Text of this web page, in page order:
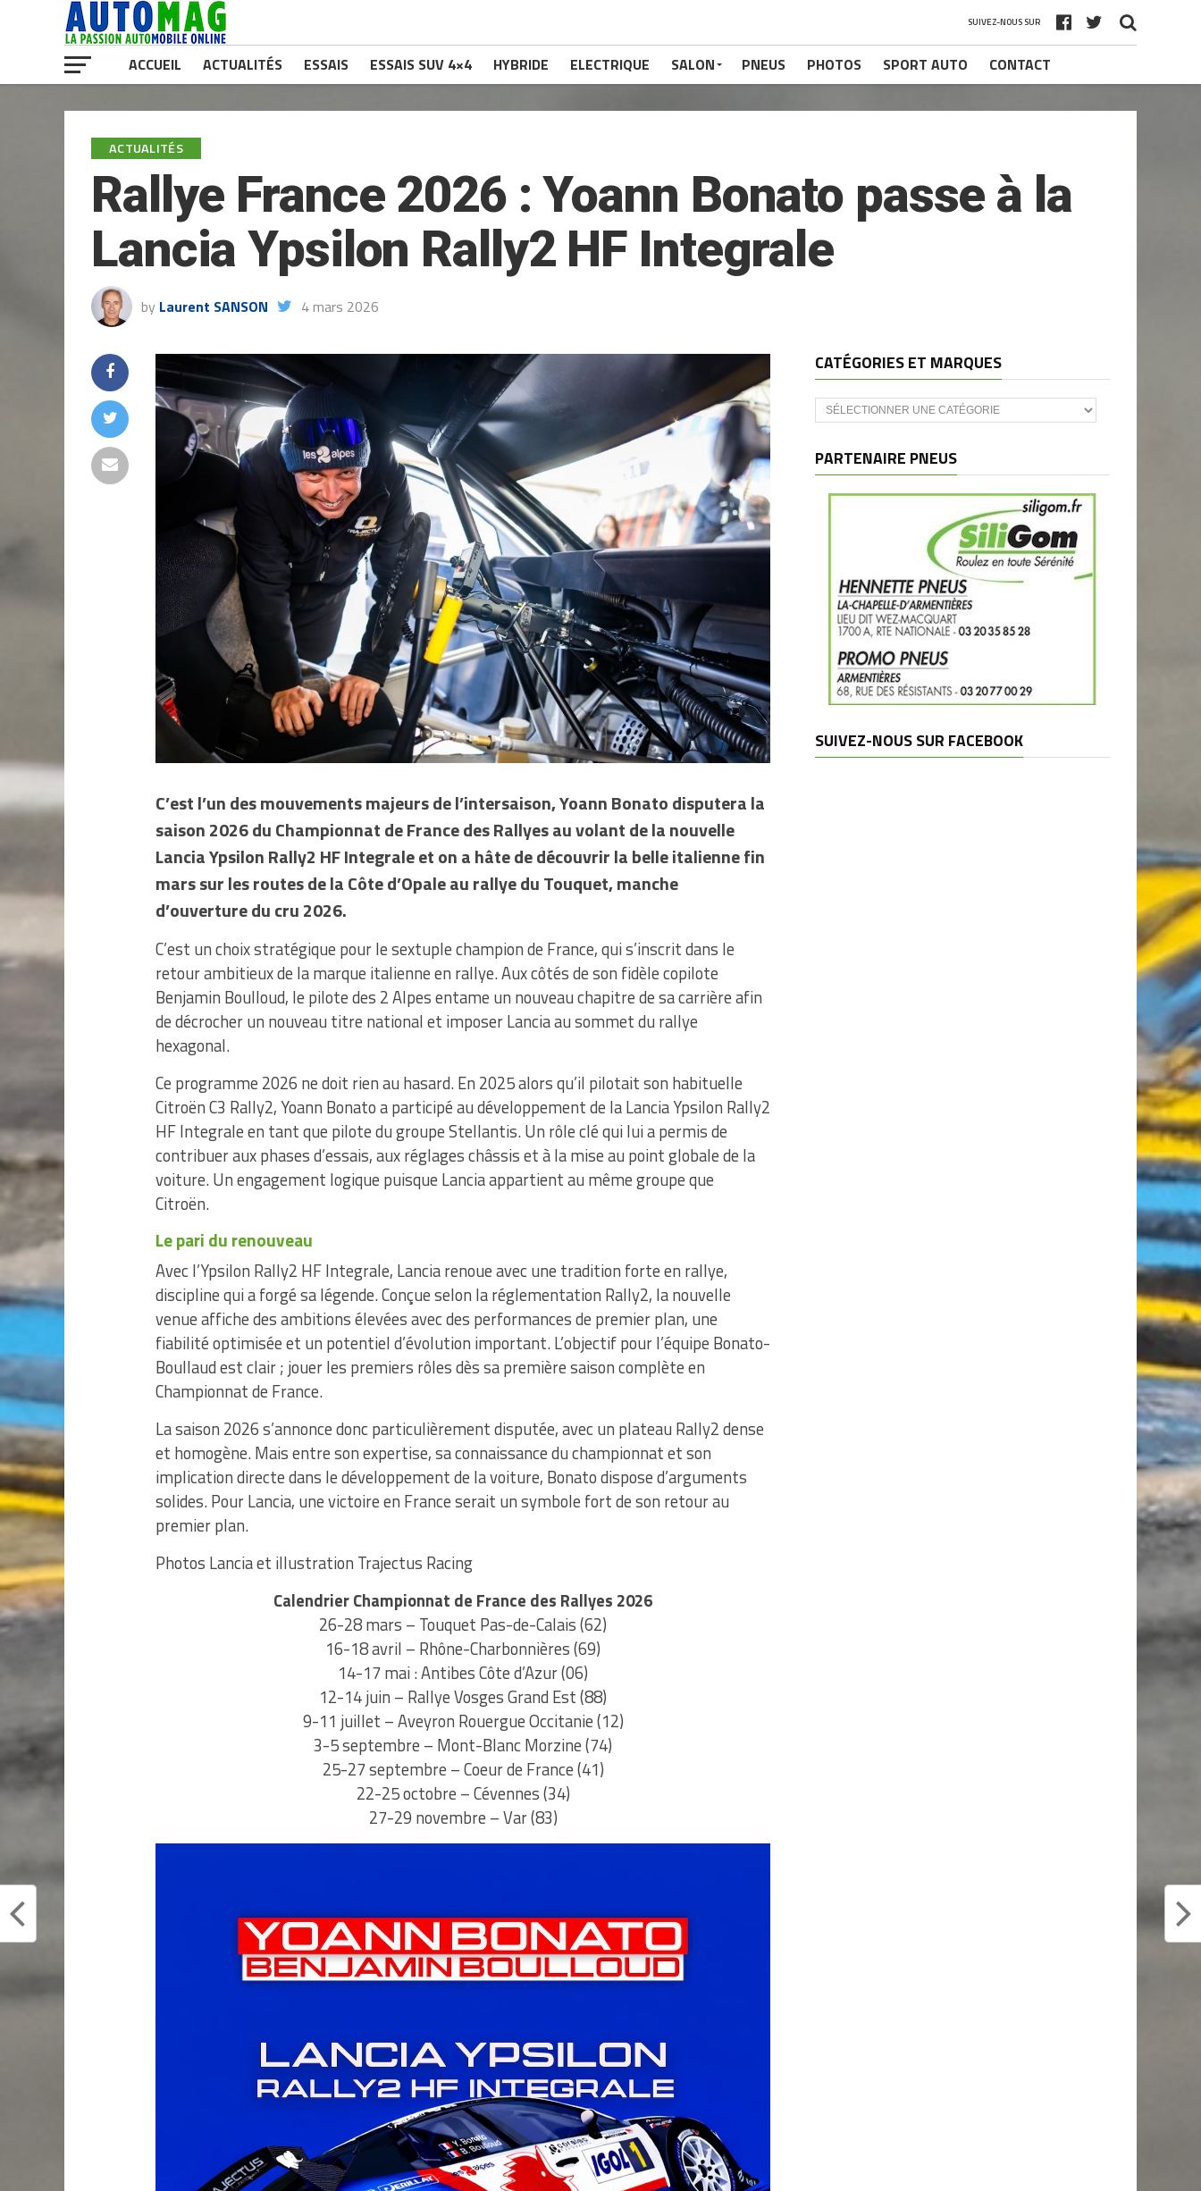
SUIVEZ-NOUS SUR
ACCUEIL ACTUALITÉS ESSAIS ESSAIS SUV 4×4 HYBRIDE ELECTRIQUE SALON PNEUS PHOTOS SPORT AUTO CONTACT
ACTUALITÉS
Rallye France 2026 : Yoann Bonato passe à la
Lancia Ypsilon Rally2 HF Integrale
by Laurent SANSON 4 mars 2026
C’est l’un des mouvements majeurs de l’intersaison, Yoann Bonato disputera la
saison 2026 du Championnat de France des Rallyes au volant de la nouvelle
Lancia Ypsilon Rally2 HF Integrale et on a hâte de découvrir la belle italienne fin
mars sur les routes de la Côte d’Opale au rallye du Touquet, manche
d’ouverture du cru 2026.
C’est un choix stratégique pour le sextuple champion de France, qui s’inscrit dans le
retour ambitieux de la marque italienne en rallye. Aux côtés de son fidèle copilote
Benjamin Boulloud, le pilote des 2 Alpes entame un nouveau chapitre de sa carrière afin
de décrocher un nouveau titre national et imposer Lancia au sommet du rallye
hexagonal.
Ce programme 2026 ne doit rien au hasard. En 2025 alors qu’il pilotait son habituelle
Citroën C3 Rally2, Yoann Bonato a participé au développement de la Lancia Ypsilon Rally2
HF Integrale en tant que pilote du groupe Stellantis. Un rôle clé qui lui a permis de
contribuer aux phases d’essais, aux réglages châssis et à la mise au point globale de la
voiture. Un engagement logique puisque Lancia appartient au même groupe que
Citroën.
Le pari du renouveau
Avec l’Ypsilon Rally2 HF Integrale, Lancia renoue avec une tradition forte en rallye,
discipline qui a forgé sa légende. Conçue selon la réglementation Rally2, la nouvelle
venue affiche des ambitions élevées avec des performances de premier plan, une
fiabilité optimisée et un potentiel d’évolution important. L’objectif pour l’équipe Bonato-
Boullaud est clair ; jouer les premiers rôles dès sa première saison complète en
Championnat de France.
La saison 2026 s’annonce donc particulièrement disputée, avec un plateau Rally2 dense
et homogène. Mais entre son expertise, sa connaissance du championnat et son
implication directe dans le développement de la voiture, Bonato dispose d’arguments
solides. Pour Lancia, une victoire en France serait un symbole fort de son retour au
premier plan.
Photos Lancia et illustration Trajectus Racing
Calendrier Championnat de France des Rallyes 2026
26-28 mars – Touquet Pas-de-Calais (62)
16-18 avril – Rhône-Charbonnières (69)
14-17 mai : Antibes Côte d’Azur (06)
12-14 juin – Rallye Vosges Grand Est (88)
9-11 juillet – Aveyron Rouergue Occitanie (12)
3-5 septembre – Mont-Blanc Morzine (74)
25-27 septembre – Coeur de France (41)
22-25 octobre – Cévennes (34)
27-29 novembre – Var (83)
CATÉGORIES ET MARQUES
Catégories
et
PARTENAIRE PNEUS
SUIVEZ-NOUS SUR FACEBOOK